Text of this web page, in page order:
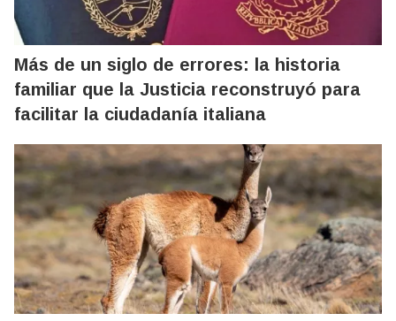
Más de un siglo de errores: la historia
familiar que la Justicia reconstruyó para
facilitar la ciudadanía italiana